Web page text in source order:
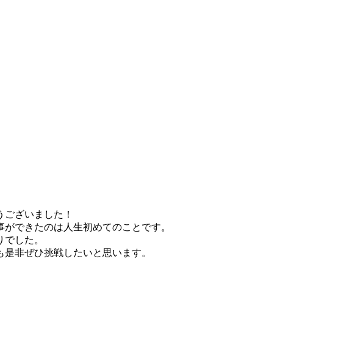
ざいました！
できたのは人生初めてのことです。
した。
非ぜひ挑戦したいと思います。